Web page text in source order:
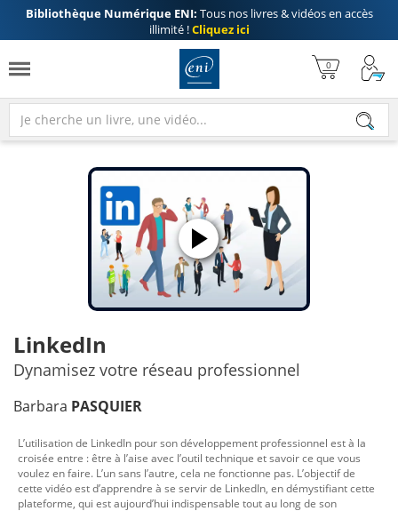
Bibliothèque Numérique ENI: Tous nos livres & vidéos en accès
illimité !Cliquez ici
LinkedIn
Dynamisez votre réseau professionnel
Barbara PASQUIER
L’utilisation de LinkedIn pour son développement professionnel est à la
croisée entre : être à l’aise avec l’outil technique et savoir ce que vous
voulez en faire. L’un sans l’autre, cela ne fonctionne pas. L’objectif de
cette vidéo est d’apprendre à se servir de LinkedIn, en démystifiant cette
plateforme, qui est aujourd’hui indispensable tout au long de son